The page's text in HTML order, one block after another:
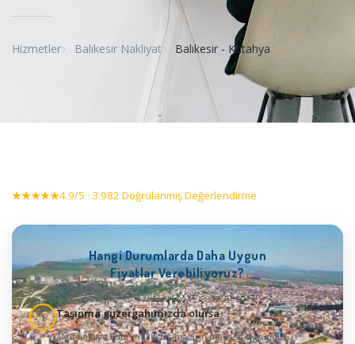
Hizmetler Balıkesir Nakliyat Balıkesir - Kütahya
★★★★★4.9/5 · 3.982 Doğrulanmış Değerlendirme
Hangi Durumlarda Daha Uygun
Fiyatlar Verebiliyoruz?
1 Taşınma güzergahımızda olursa
Aktif nakliye rotasındaki taşımaların maliyeti uygundur